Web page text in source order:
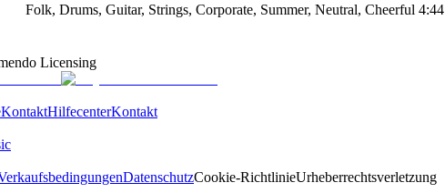
Folk, Drums, Guitar, Strings, Corporate, Summer, Neutral, Cheerful 4:44
Licensing
KontaktHilfecenterKontakt
DatenschutzCookie-RichtlinieUrheberrechtsverletzung